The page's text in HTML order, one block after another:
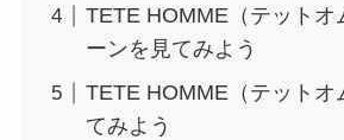
TETE HOMME（テットオ
ーンを見てみよう
TETE HOMME（テットオ
てみよう